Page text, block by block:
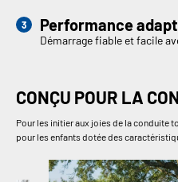
Performance
Démarrage fiable et facile
CONÇU POUR LA
Pour les initier aux joies de la conduite
pour les enfants dotée des